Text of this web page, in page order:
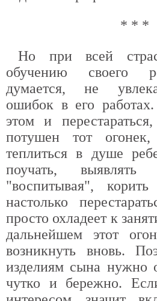
* * *
Но при всей
обучению своего
думается, не
ошибок в его
этом и
потушен тот
теплиться в душе
поучать, выявлять
"воспитывая",
настолько
просто охладеет к
дальнейшем этот
возникнуть вновь.
изделиям сына нужно
чутко и бережно.